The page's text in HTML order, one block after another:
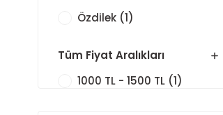
Özdilek (1)
Tüm Fiyat Aralıkları
1000 TL - 1500 TL (1)